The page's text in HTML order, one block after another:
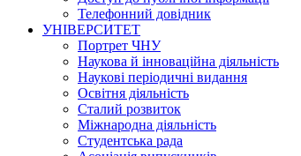
Телефонний довідник
УНІВЕРСИТЕТ
Портрет ЧНУ
Наукова й інноваційна діяльність
Наукові періодичні видання
Освітня діяльність
Сталий розвиток
Міжнародна діяльність
Студентська рада